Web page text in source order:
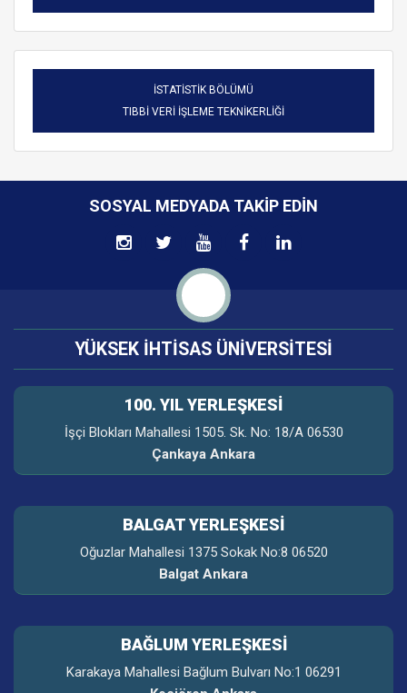
İSTATİSTİK BÖLÜMÜ
TIBBİ VERİ İŞLEME TEKNİKERLİĞİ
SOSYAL MEDYADA TAKIP EDIN
YÜKSEK İHTİSAS ÜNİVERSİTESİ
100. YIL YERLEŞKESI
İşçi Blokları Mahallesi 1505. Sk. No: 18/A 06530
Çankaya Ankara
BALGAT YERLEŞKESİ
Oğuzlar Mahallesi 1375 Sokak No:8 06520
Balgat Ankara
BAĞLUM YERLEŞKESİ
Karakaya Mahallesi Bağlum Bulvarı No:1 06291